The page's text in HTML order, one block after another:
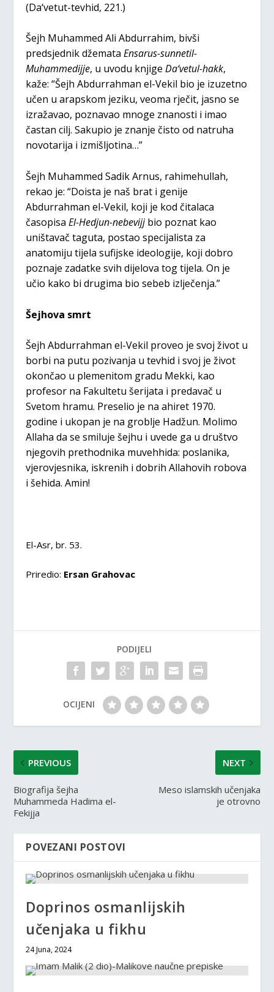
(Da‘vetut-tevhid, 221.)
Šejh Muhammed Ali Abdurrahim, bivši
predsjednik džemataEnsarus-sunnetil-
Muhammedijje, u uvodu knjigeDa‘vetul-hakk,
kaže: “Šejh Abdurrahman el-Vekil bio je izuzetno
učen u arapskom jeziku, veoma rječit, jasno se
izražavao, poznavao mnoge znanosti i imao
častan cilj. Sakupio je znanje čisto od natruha
novotarija i izmišljotina…”
Šejh Muhammed Sadik Arnus, rahimehullah,
rekao je: “Doista je naš brat i genije
Abdurrahman el-Vekil, koji je kod čitalaca
časopisaEl-Hedjun-nebevijjbio poznat kao
uništavač taguta, postao specijalista za
anatomiju tijela sufijske ideologije, koji dobro
poznaje zadatke svih dijelova tog tijela. On je
učio kako bi drugima bio sebeb izlječenja.”
Šejhova smrt
Šejh Abdurrahman el-Vekil proveo je svoj život u
borbi na putu pozivanja u tevhid i svoj je život
okončao u plemenitom gradu Mekki, kao
profesor na Fakultetu šerijata i predavač u
Svetom hramu. Preselio je na ahiret 1970.
godine i ukopan je na groblje Hadžun. Molimo
Allaha da se smiluje šejhu i uvede ga u društvo
njegovih prethodnika muvehhida: poslanika,
vjerovjesnika, iskrenih i dobrih Allahovih robova
i šehida. Amin!
El-Asr, br. 53.
Priredio: Ersan Grahovac
PODIJELI
OCIJENI
PREVIOUS
Biografija šejha
Muhammeda Hadima el-
Fekijja
NEXT
Meso islamskih učenjaka
je otrovno
POVEZANI POSTOVI
Doprinos osmanlijskih
učenjaka u fikhu
24 Juna, 2024